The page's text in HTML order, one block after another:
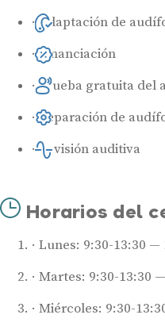
Adaptación de
Financiación
Prueba gratuita del
Reparación de
Revisión auditiva
Horarios del
Lunes: 9:30-13:30 —
Martes: 9:30-13:30
Miércoles: 9:30-